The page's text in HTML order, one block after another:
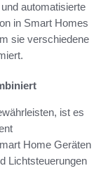
automatisierte
in Smart Homes
sie verschiedene
ist es
Home Geräten
Lichtsteuerungen